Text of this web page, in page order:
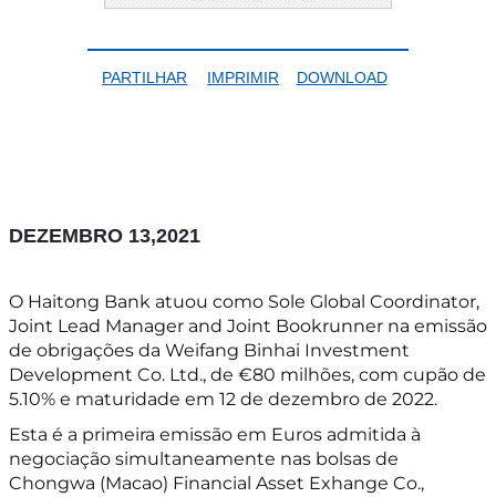
PARTILHAR IMPRIMIR DOWNLOAD
DEZEMBRO 13,2021
O Haitong Bank atuou como Sole Global Coordinator,
Joint Lead Manager and Joint Bookrunner na emissão
de obrigações da Weifang Binhai Investment
Development Co. Ltd., de €80 milhões, com cupão de
5.10% e maturidade em 12 de dezembro de 2022.
Esta é a primeira emissão em Euros admitida à
negociação simultaneamente nas bolsas de
Chongwa (Macao) Financial Asset Exhange Co.,